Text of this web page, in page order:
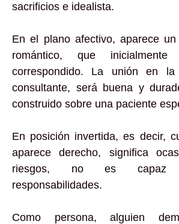
sacrificios e idealista.
En el plano afectivo, aparece
romántico, que
correspondido. La unión en
consultante, será buena y
construido sobre una paciente
En posición invertida, es decir,
aparece derecho, significa
riesgos, no es capaz
responsabilidades.
Como persona, alguien